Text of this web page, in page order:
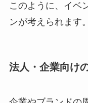
このように、イベ
ンが考えられます。
法人・企業向け